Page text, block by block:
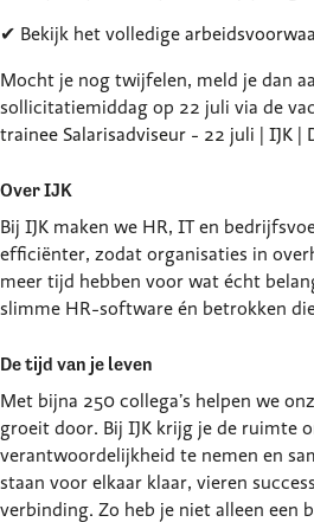
✔ Bekijk het volledige
Mocht je nog twijfelen, meld je dan
sollicitatiemiddag op 22 juli via de
trainee Salarisadviseur - 22 juli | IJK |
Over IJK
Bij IJK maken we HR, IT en
efficiënter, zodat organisaties in
meer tijd hebben voor wat écht
slimme HR-software én betrokken
De tijd van je leven
Met bijna 250 collega’s helpen we
groeit door. Bij IJK krijg je de ruimte
verantwoordelijkheid te nemen en
staan voor elkaar klaar, vieren
verbinding. Zo heb je niet alleen een